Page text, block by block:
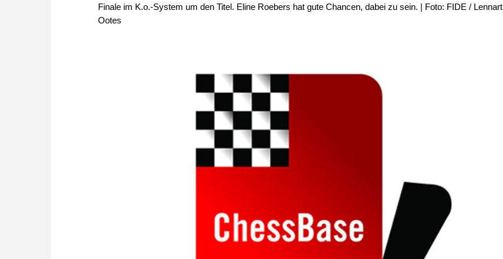
Finale im K.o.-System um den Titel. Eline Roebers hat gute Chancen, dabei zu sein. | Foto: FIDE / Lennart
Ootes